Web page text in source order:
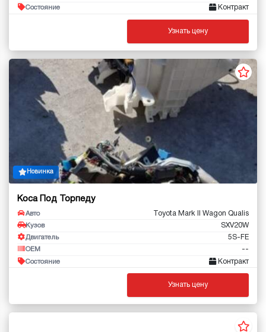
Состояние Контракт
Узнать цену
Новинка
Коса Под Торпеду
Авто Toyota Mark II Wagon Qualis
Кузов SXV20W
Двигатель 5S-FE
OEM --
Состояние Контракт
Узнать цену